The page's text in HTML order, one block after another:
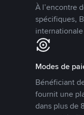
À l’encontre
spécifiques,
Modes de
Bénéficiant
fournit une
dans plus de